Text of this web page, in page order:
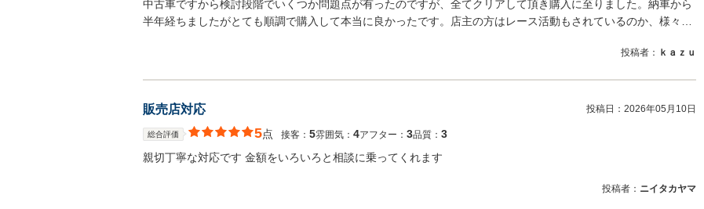
中古車ですから検討段階でいくつか問題点が有ったのですが、全てクリアして頂き購入に至りました。納車から
半年経ちましたがとても順調で購入して本当に良かったです。店主の方はレース活動もされているのか、様々…
投稿者： ｋａｚｕ
販売店対応 投稿日： 2026年05月10日
総合評価 5点 接客： 5雰囲気： 4アフター： 3品質： 3
親切丁寧な対応です 金額をいろいろと相談に乗ってくれます
投稿者： ニイタカヤマ